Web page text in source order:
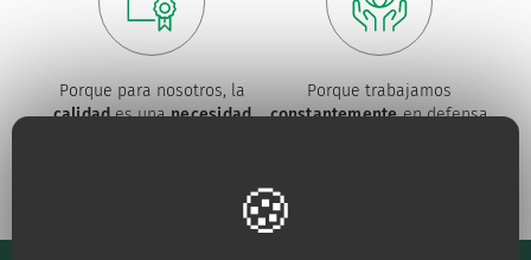
Porque para nosotros, la
calidades unanecesidad
Porque trabajamos
constantementeen defensa